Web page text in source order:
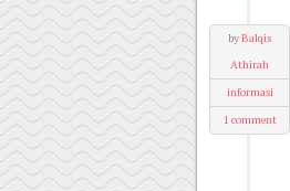
byBalqis
Athirah
informasi
1 comment